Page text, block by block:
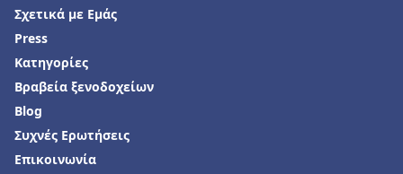
Σχετικά με Εμάς
Press
Κατηγορίες
Βραβεία ξενοδοχείων
Blog
Συχνές Ερωτήσεις
Επικοινωνία